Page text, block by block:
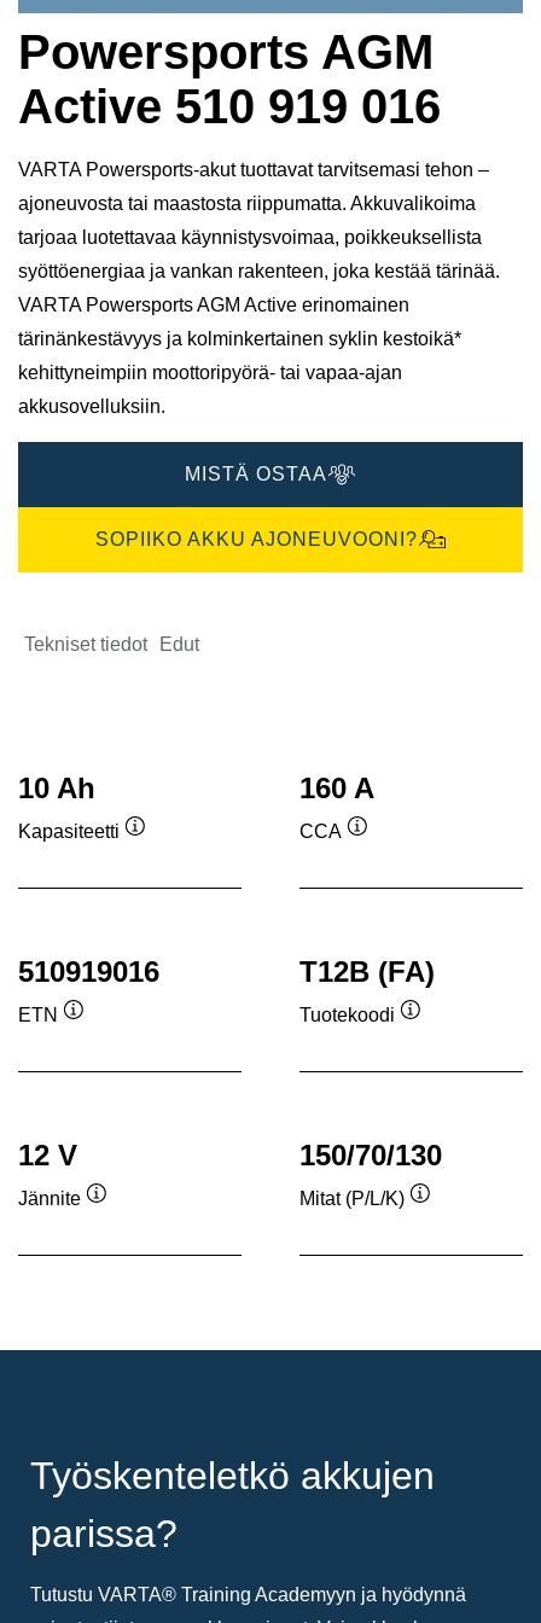
Powersports AGM
Active 510 919 016
VARTA Powersports-akut tuottavat tarvitsemasi tehon –
ajoneuvosta tai maastosta riippumatta. Akkuvalikoima
tarjoaa luotettavaa käynnistysvoimaa, poikkeuksellista
syöttöenergiaa ja vankan rakenteen, joka kestää tärinää.
VARTA Powersports AGM Active erinomainen
tärinänkestävyys ja kolminkertainen syklin kestoikä*
kehittyneimpiin moottoripyörä- tai vapaa-ajan
akkusovelluksiin.
MISTÄ OSTAA
SOPIIKO AKKU AJONEUVOONI?
Tekniset tiedot Edut
10 Ah
Kapasiteetti
160 A
CCA
510919016
ETN
T12B (FA)
Tuotekoodi
12 V
Jännite
150/70/130
Mitat (P/L/K)
Työskenteletkö akkujen
parissa?
Tutustu VARTA® Training Academyyn ja hyödynnä